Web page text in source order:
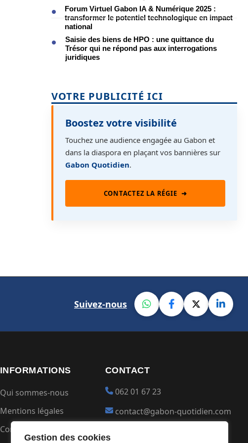
Gestion des cookies
Forum Virtuel Gabon IA & Numérique 2025 :
transformer le potentiel technologique en impact
national
Saisie des biens de HPO : une quittance du
Trésor qui ne répond pas aux interrogations
juridiques
VOTRE PUBLICITÉ ICI
Boostez votre visibilité
Touchez une audience engagée au Gabon et
dans la diaspora en plaçant vos bannières sur
Gabon Quotidien.
CONTACTEZ LA RÉGIE ➜
Suivez-nous
INFORMATIONS
Qui sommes-nous
Mentions légales
Conditions générales
CONTACT
062 01 67 23
contact@gabon-quotidien.com